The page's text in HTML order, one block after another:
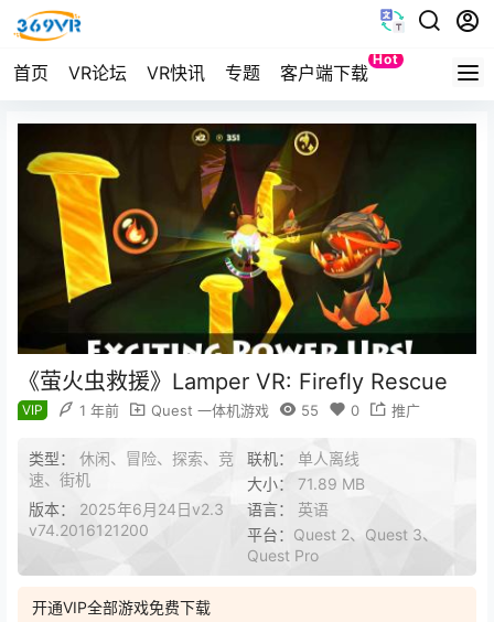
首页 VR论坛 VR快讯 专题 客户端下载
Hot
Quest
《萤火虫救援》Lamper VR: Firefly Rescue
VIP 1 年前 Quest 一体机游戏 55 0 推广
类型： 休闲、冒险、探索、竞
速、街机
联机： 单人离线
大小： 71.89 MB
版本： 2025年6月24日v2.3
v74.2016121200
语言： 英语
平台： Quest 2、Quest 3、
Quest Pro
开通VIP全部游戏免费下载